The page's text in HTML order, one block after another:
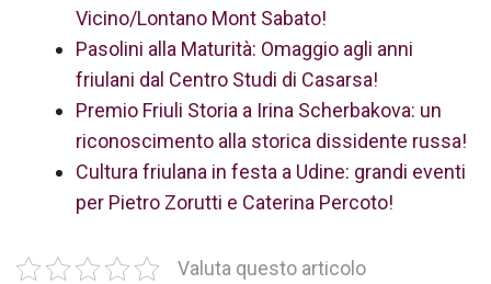
Vicino/Lontano Mont Sabato!
Pasolini alla Maturità: Omaggio agli anni
friulani dal Centro Studi di Casarsa!
Premio Friuli Storia a Irina Scherbakova: un
riconoscimento alla storica dissidente russa!
Cultura friulana in festa a Udine: grandi eventi
per Pietro Zorutti e Caterina Percoto!
Valuta questo articolo